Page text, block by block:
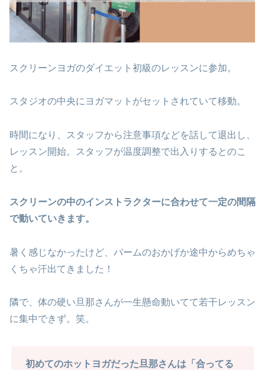
スクリーンヨガのダイエット初級のレッスンに参加。
スタジオの中央にヨガマットがセットされていて移動。
時間になり、スタッフから注意事項などを話して退出し、
レッスン開始。スタッフが温度調整で出入りするとのこ
と。
スクリーンの中のインストラクターに合わせて一定の間隔
で動いていきます。
暑く感じなかったけど、バームのおかげか途中からめちゃ
くちゃ汗出てきました！
隣で、体の硬い旦那さんが一生懸命動いてて若干レッスン
に集中できず。笑。
初めてのホットヨガだった旦那さんは「合ってる